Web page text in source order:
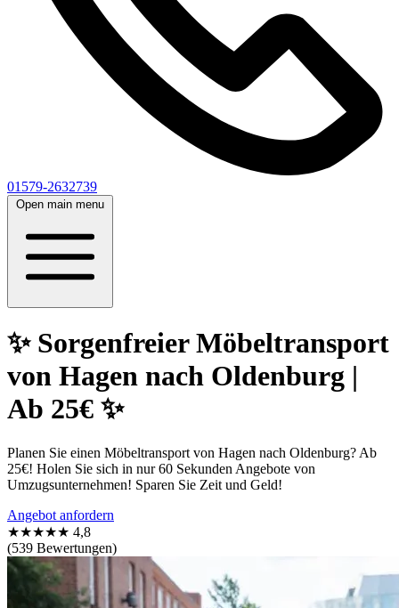
01579-2632739
Open main menu
✨ Sorgenfreier Möbeltransport
von Hagen nach Oldenburg |
Ab 25€ ✨
Planen Sie einen Möbeltransport von Hagen nach Oldenburg? Ab
25€! Holen Sie sich in nur 60 Sekunden Angebote von
Umzugsunternehmen! Sparen Sie Zeit und Geld!
Angebot anfordern
★★★★★ 4,8
(539 Bewertungen)